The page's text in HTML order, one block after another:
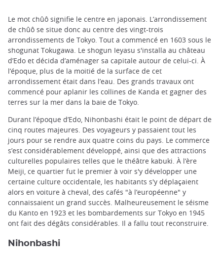
Le mot chûô signifie le centre en japonais. L’arrondissement
de chûô se situe donc au centre des vingt-trois
arrondissements de Tokyo. Tout a commencé en 1603 sous le
shogunat Tokugawa. Le shogun Ieyasu s'installa au château
d’Edo et décida d’aménager sa capitale autour de celui-ci. À
l’époque, plus de la moitié de la surface de cet
arrondissement était dans l’eau. Des grands travaux ont
commencé pour aplanir les collines de Kanda et gagner des
terres sur la mer dans la baie de Tokyo.
Durant l’époque d’Edo, Nihonbashi était le point de départ de
cinq routes majeures. Des voyageurs y passaient tout les
jours pour se rendre aux quatre coins du pays. Le commerce
s’est considérablement développé, ainsi que des attractions
culturelles populaires telles que le théâtre kabuki. À l’ère
Meiji, ce quartier fut le premier à voir s'y développer une
certaine culture occidentale, les habitants s'y déplaçaient
alors en voiture à cheval, des cafés "à l’européenne" y
connaissaient un grand succès. Malheureusement le séisme
du Kanto en 1923 et les bombardements sur Tokyo en 1945
ont fait des dégâts considérables. Il a fallu tout reconstruire.
Nihonbashi